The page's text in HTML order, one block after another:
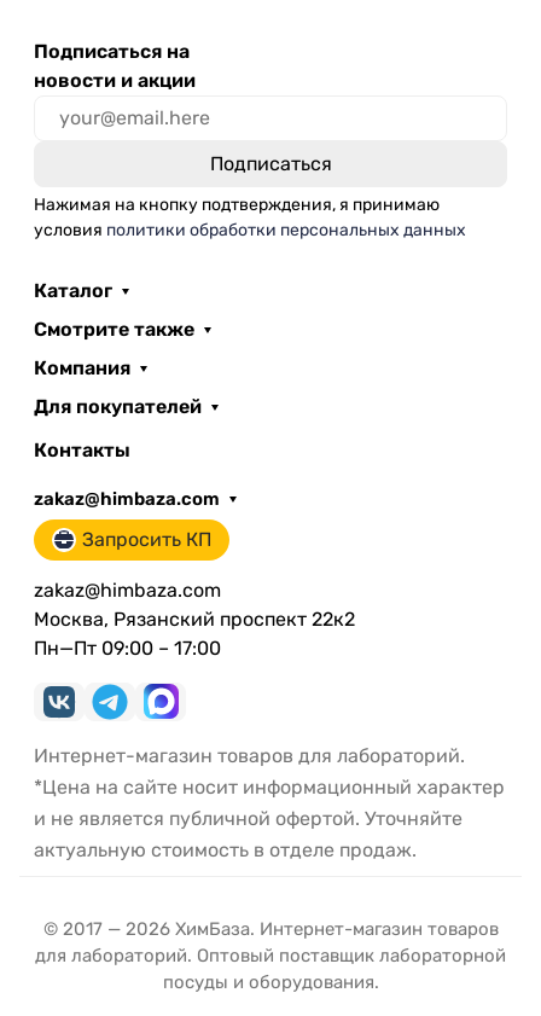
Подписаться на
новости и акции
Нажимая на кнопку подтверждения, я принимаю
условия политики обработки персональных данных
Каталог
Смотрите также
Компания
Для покупателей
Контакты
zakaz@himbaza.com
Запросить КП
zakaz@himbaza.com
Москва, Рязанский проспект 22к2
Пн—Пт 09:00 – 17:00
Интернет-магазин товаров для лабораторий.
*Цена на сайте носит информационный характер
и не является публичной офертой. Уточняйте
актуальную стоимость в отделе продаж.
© 2017 — 2026 ХимБаза. Интернет-магазин товаров
для лабораторий. Оптовый поставщик лабораторной
посуды и оборудования.